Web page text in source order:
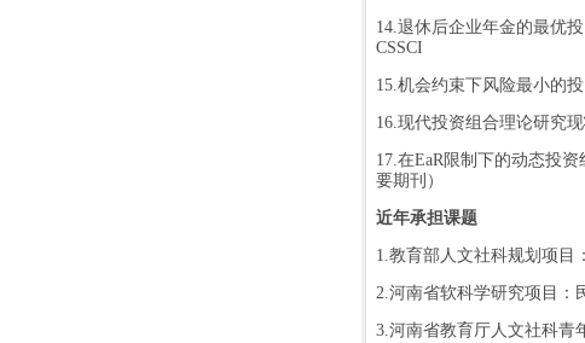
14.退休后企业年金的最优
CSSCI
15.机会约束下风险最小的
16.现代投资组合理论研究
17.在EaR限制下的动态投资
要期刊）
近年承担课题
1.教育部人文社科规划项目
2.河南省软科学研究项目：
3.河南省教育厅人文社科青